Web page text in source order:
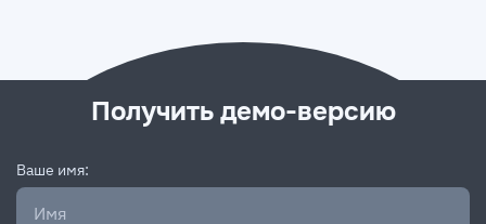
Получить демо-версию
Ваше имя: